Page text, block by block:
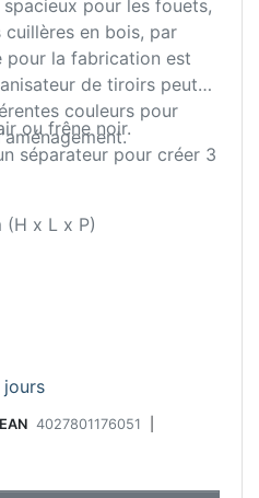
pour les fouets,
en bois, par
pour la fabrication est
de tiroirs peut
couleurs pour
ou frêne noir.
séparateur pour créer 3
x L x P)
jours
EAN 4027801176051